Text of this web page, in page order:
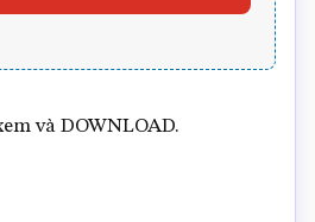
và DOWNLOAD.